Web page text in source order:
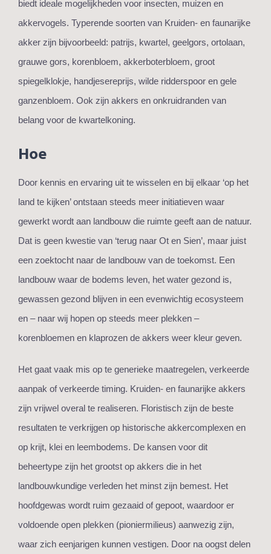
biedt ideale mogelijkheden voor insecten, muizen en
akkervogels. Typerende soorten van Kruiden- en faunarijke
akker zijn bijvoorbeeld: patrijs, kwartel, geelgors, ortolaan,
grauwe gors, korenbloem, akkerboterbloem, groot
spiegelklokje, handjesereprijs, wilde ridderspoor en gele
ganzenbloem. Ook zijn akkers en onkruidranden van
belang voor de kwartelkoning.
Hoe
Door kennis en ervaring uit te wisselen en bij elkaar ‘op het
land te kijken’ ontstaan steeds meer initiatieven waar
gewerkt wordt aan landbouw die ruimte geeft aan de natuur.
Dat is geen kwestie van ‘terug naar Ot en Sien’, maar juist
een zoektocht naar de landbouw van de toekomst. Een
landbouw waar de bodems leven, het water gezond is,
gewassen gezond blijven in een evenwichtig ecosysteem
en – naar wij hopen op steeds meer plekken –
korenbloemen en klaprozen de akkers weer kleur geven.
Het gaat vaak mis op te generieke maatregelen, verkeerde
aanpak of verkeerde timing. Kruiden- en faunarijke akkers
zijn vrijwel overal te realiseren. Floristisch zijn de beste
resultaten te verkrijgen op historische akkercomplexen en
op krijt, klei en leembodems. De kansen voor dit
beheertype zijn het grootst op akkers die in het
landbouwkundige verleden het minst zijn bemest. Het
hoofdgewas wordt ruim gezaaid of gepoot, waardoor er
voldoende open plekken (pioniermilieus) aanwezig zijn,
waar zich eenjarigen kunnen vestigen. Door na oogst delen